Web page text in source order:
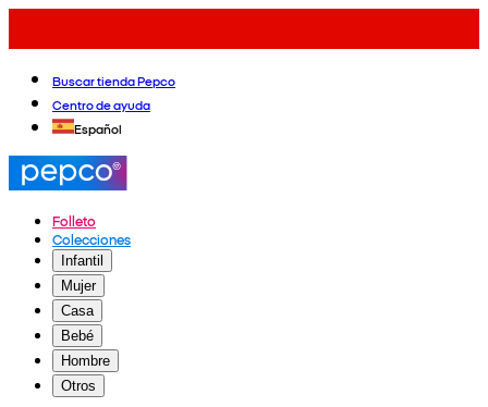
Buscar tienda Pepco
Centro de ayuda
Español
Folleto
Colecciones
Infantil
Mujer
Casa
Bebé
Hombre
Otros